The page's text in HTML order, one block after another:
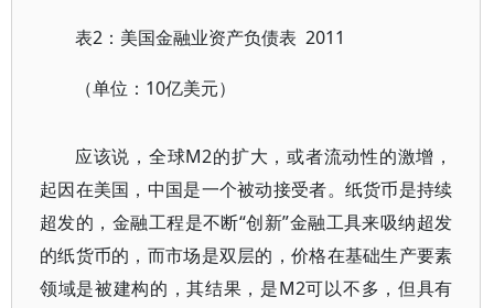
表2：美国金融业资产负债表 2011
（单位：10亿美元）
应该说，全球M2的扩大，或者流动性的激增，
起因在美国，中国是一个被动接受者。纸货币是持续
超发的，金融工程是不断“创新”金融工具来吸纳超发
的纸货币的，而市场是双层的，价格在基础生产要素
领域是被建构的，其结果，是M2可以不多，但具有